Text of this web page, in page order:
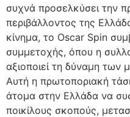
συχνά προσελκύσει την
περιβάλλοντος της
κίνημα, το Oscar Spin
συμμετοχής, όπου η
αξιοποιεί τη δύναμη των
Αυτή η πρωτοποριακή
άτομα στην Ελλάδα να
ποικίλους σκοπούς,